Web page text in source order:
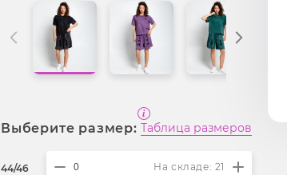
Выберите размер: Таблица размеров
44/46 На складе: 21